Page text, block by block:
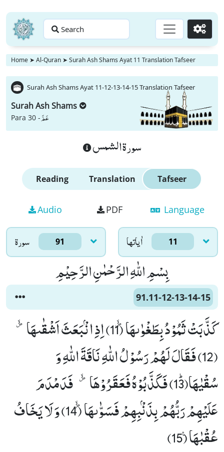
Search Go
Home ➤ Al-Quran ➤ Surah Ash Shams Ayat 11 Translation Tafseer
Surah Ash Shams Ayat 11-12-13-14-15 Translation Tafseer
Surah Ash Shams
Para 30 -عَمَّ
سورة الشمس
Reading Translation Tafseer
Audio PDF Language
سورۃ 91 اٰياتها 11
بِسْمِ اللّٰهِ الرَّحْمٰنِ الرَّحِیْمِ
91.11-12-13-14-15
كَذَّبَتْ ثَمُوْدُ بِطَغْوٰىهَاﭪ (11) اِذِ انْۢبَعَثَ اَشْقٰىهَاﭪ
(12) فَقَالَ لَهُمْ رَسُوْلُ اللّٰهِ نَاقَةَ اللّٰهِ وَ
سُقْیٰهَاﭤ(13) فَكَذَّبُوْهُ فَعَقَرُوْهَاﭪ--فَدَمْدَمَ
عَلَیْهِمْ رَبُّهُمْ بِذَنْۢبِهِمْ فَسَوّٰىهَاﭪ (14) وَ لَا یَخَافُ
عُقْبٰهَا۠ (15)